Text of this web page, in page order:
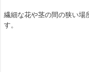
繊細な花や茎の間の狭い場
す。